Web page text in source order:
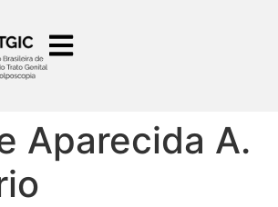
Aparecida A.